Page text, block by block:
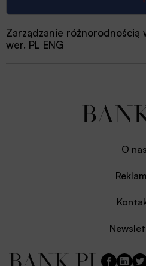
Zarządzanie różnorodnością
wer. PL ENG
O nas